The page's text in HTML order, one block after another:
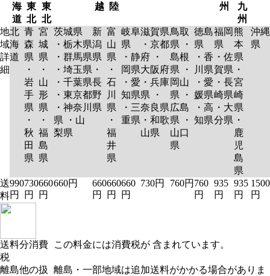
海
道
東
北
東
北
越 陸
州
九
州
地
域
詳
細
北
海
道
青
森
県
・
岩
手
県
・
秋
田
県
宮
城
県
・
山
形
県
・
福
島
県
茨城県
・栃木県
・群馬県
・埼玉県
・千葉県
・東京都
・神奈川
県 ・山
梨県
新
潟
県
・
長
野
県
富
山
県
・
石
川
県
・
福
井
県
岐阜
県
・静
岡県
・愛
知県
・三
重県
滋賀県
・京都
府 ・
大阪府
・兵庫
県 ・
奈良県
・和歌
山県
鳥取
県 ・
島根
県 ・
岡山
県 ・
広島
県 ・
山口
県
徳島
県
・香
川県
・愛
媛県
・高
知県
福岡
県
・佐
賀県
・長
崎県
・大
分県
熊
本
県
・
宮
崎
県
・
鹿
児
島
県
沖縄
県
送
料
990
円
730
円
660
円
660円
660
円
660
円
660
円
730円 760円 760
円
935
円
935
円
1500
円
送料分消費
税
この料金には消費税が 含まれています。
離島他の扱
離島・一部地域は追加送料がかかる場合がありま